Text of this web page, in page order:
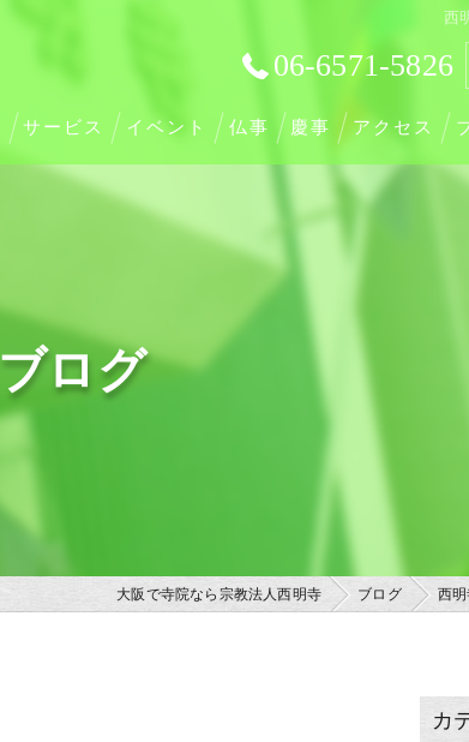
西
06-6571-5826
サービス イベント 仏事 慶事 アクセス
ブログ
大阪で寺院なら宗教法人西明寺 ブログ 西
カ